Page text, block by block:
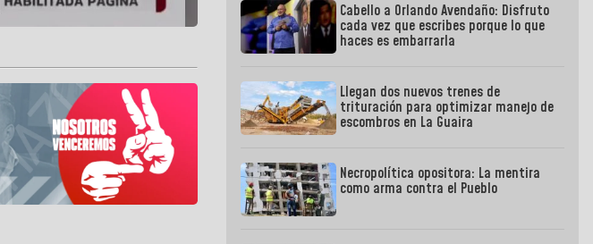
Cabello a Orlando Avendaño: Disfruto
cada vez que escribes porque lo que
haces es embarrarla
Llegan dos nuevos trenes de
trituración para optimizar manejo de
escombros en La Guaira
Necropolítica opositora: La mentira
como arma contra el Pueblo